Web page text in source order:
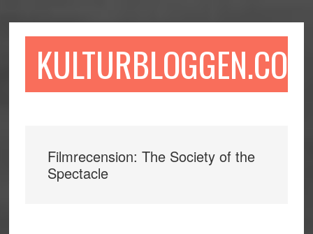
till
till
sidofältet
till
KULTURBLOGGEN.COM
Filmrecension: The Society of the
Spectacle